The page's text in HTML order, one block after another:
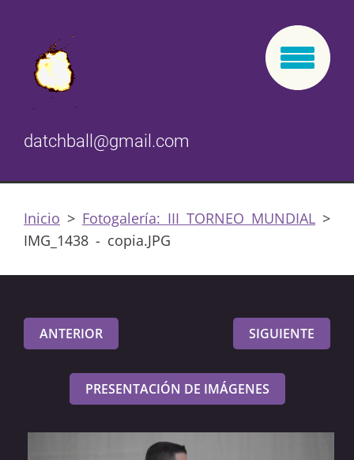
datchball@gmail.com
Inicio > Fotogalería: III TORNEO MUNDIAL >
IMG_1438 - copia.JPG
ANTERIOR SIGUIENTE
PRESENTACIÓN DE IMÁGENES